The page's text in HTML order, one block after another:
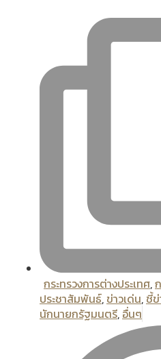
กระทรวงการต่างประเทศ,
ประชาสัมพันธ์, ข่าวเด่น, ชี้
นักนายกรัฐมนตรี, อื่นๆ